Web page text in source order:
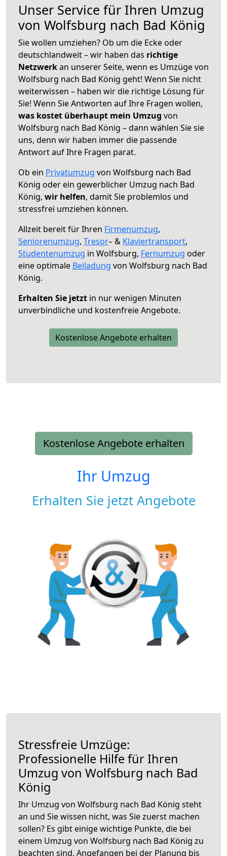
Unser Service für Ihren Umzug
von Wolfsburg nach Bad König
Sie wollen umziehen? Ob um die Ecke oder
deutschlandweit – wir haben das richtige
Netzwerkan unserer Seite, wenn es Umzüge von
Wolfsburg nach Bad König geht! Wenn Sie nicht
weiterwissen – haben wir die richtige Lösung für
Sie! Wenn Sie Antworten auf Ihre Fragen wollen,
was kostet überhaupt mein Umzug von
Wolfsburg nach Bad König – dann wählen Sie sie
uns, denn wir haben immer die passende
Antwort auf Ihre Fragen parat.
Ob ein Privatumzug von Wolfsburg nach Bad
König oder ein gewerblicher Umzug nach Bad
König, wir helfen, damit Sie problemlos und
stressfrei umziehen können.
Allzeit bereit für Ihren Firmenumzug,
Seniorenumzug, Tresor– & Klaviertransport,
Studentenumzug in Wolfsburg, Fernumzug oder
eine optimale Beiladung von Wolfsburg nach Bad
König.
Erhalten Sie jetzt in nur wenigen Minuten
unverbindliche und kostenfreie Angebote.
Kostenlose Angebote erhalten
Kostenlose Angebote erhalten
Ihr Umzug
Erhalten Sie jetzt Angebote
Stressfreie Umzüge:
Professionelle Hilfe für Ihren
Umzug von Wolfsburg nach Bad
König
Ihr Umzug von Wolfsburg nach Bad König steht
an und Sie wissen nicht, was Sie zuerst machen
sollen? Es gibt einige wichtige Punkte, die bei
einem Umzug von Wolfsburg nach Bad König zu
beachten sind. Angefangen bei der Planung bis